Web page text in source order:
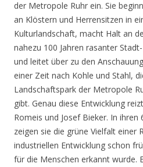
der Metropole Ruhr ein. Sie
an Klöstern und Herrensitzen in
Kulturlandschaft, macht Halt an
nahezu 100 Jahren rasanter
und leitet über zu den
einer Zeit nach Kohle und Stahl,
Landschaftspark der Metropole
gibt. Genau diese Entwicklung
Romeis und Josef Bieker. In
zeigen sie die grüne Vielfalt einer
industriellen Entwicklung schon
für die Menschen erkannt wurde.